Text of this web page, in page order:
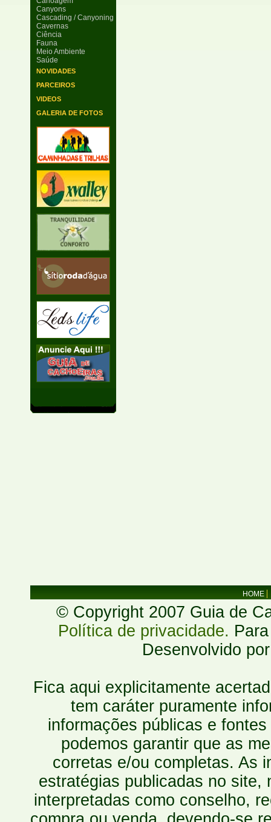
Canyons
Cascading / Canyoning
Cavernas
Ciência
Fauna
Meio Ambiente
Saúde
NOVIDADES
PARCEIROS
VIDEOS
GALERIA DE FOTOS
HOME
© Copyright 2007 Guia de
Política de privacidade.
Desenvolvido
Fica aqui explicitamente
tem caráter puramente
informações públicas e
podemos garantir que as
corretas e/ou completas. As
estratégias publicadas no site,
interpretadas como conselho,